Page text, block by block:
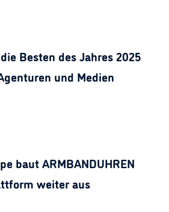
Besten des Jahres 2025
und Medien
baut ARMBANDUHREN
weiter aus